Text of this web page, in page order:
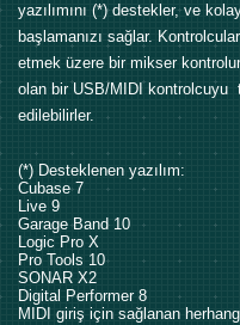
yazılımını (*) destekler, ve
başlamanızı sağlar.
etmek üzere bir mikser
olan bir USB/MIDI kontrolcuyu
edilebilirler.
(*) Desteklenen yazılım:
Cubase 7
Live 9
Garage Band 10
Logic Pro X
Pro Tools 10
SONAR X2
Digital Performer 8
MIDI giriş için sağlanan